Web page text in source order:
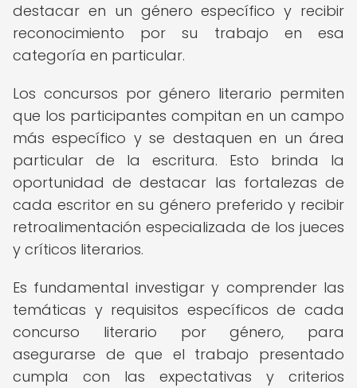
destacar en un género específico y recibir
reconocimiento por su trabajo en esa
categoría en particular.
Los concursos por género literario permiten
que los participantes compitan en un campo
más específico y se destaquen en un área
particular de la escritura. Esto brinda la
oportunidad de destacar las fortalezas de
cada escritor en su género preferido y recibir
retroalimentación especializada de los jueces
y críticos literarios.
Es fundamental investigar y comprender las
temáticas y requisitos específicos de cada
concurso literario por género, para
asegurarse de que el trabajo presentado
cumpla con las expectativas y criterios